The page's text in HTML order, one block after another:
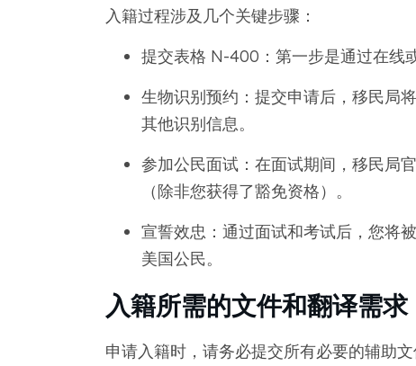
入籍过程涉及几个关键步骤：
提交表格 N-400：第一步是通过在线
生物识别预约：提交申请后，移民局
其他识别信息。
参加公民面试：在面试期间，移民局
（除非您获得了豁免资格）。
宣誓效忠：通过面试和考试后，您将
美国公民。
入籍所需的文件和翻译需求
申请入籍时，请务必提交所有必要的辅助